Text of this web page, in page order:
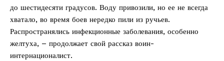
до шестидесяти градусов. Воду привозили, но ее не всегда
хватало, во время боев нередко пили из ручьев.
Распространялись инфекционные заболевания, особенно
желтуха, – продолжает свой рассказ воин-
интернационалист.